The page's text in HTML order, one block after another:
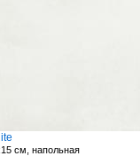
см, напольная